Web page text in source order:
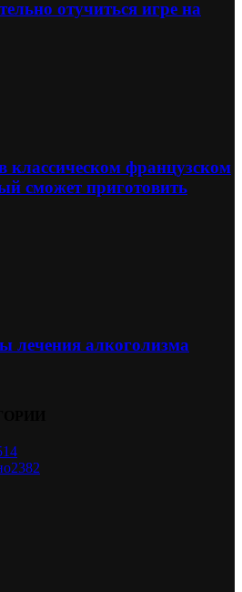
отучиться игре на
классическом французском
сможет приготовить
лечения алкоголизма
2382